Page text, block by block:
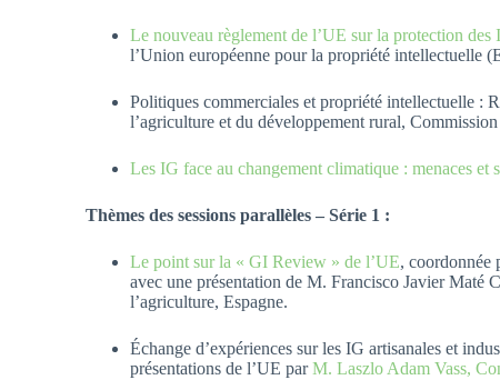
Le nouveau règlement de l’UE sur la protection
l’Union européenne pour la propriété intellectuelle
Politiques commerciales et propriété intellectuelle :
l’agriculture et du développement rural, Commission
Les IG face au changement climatique : menaces et
Thèmes des sessions parallèles – Série 1 :
Le point sur la « GI Review » de l’UE, coordonnée
avec une présentation de M. Francisco Javier Maté
l’agriculture, Espagne.
Échange d’expériences sur les IG artisanales et
présentations de l’UE parM. Laszlo Adam Vass,